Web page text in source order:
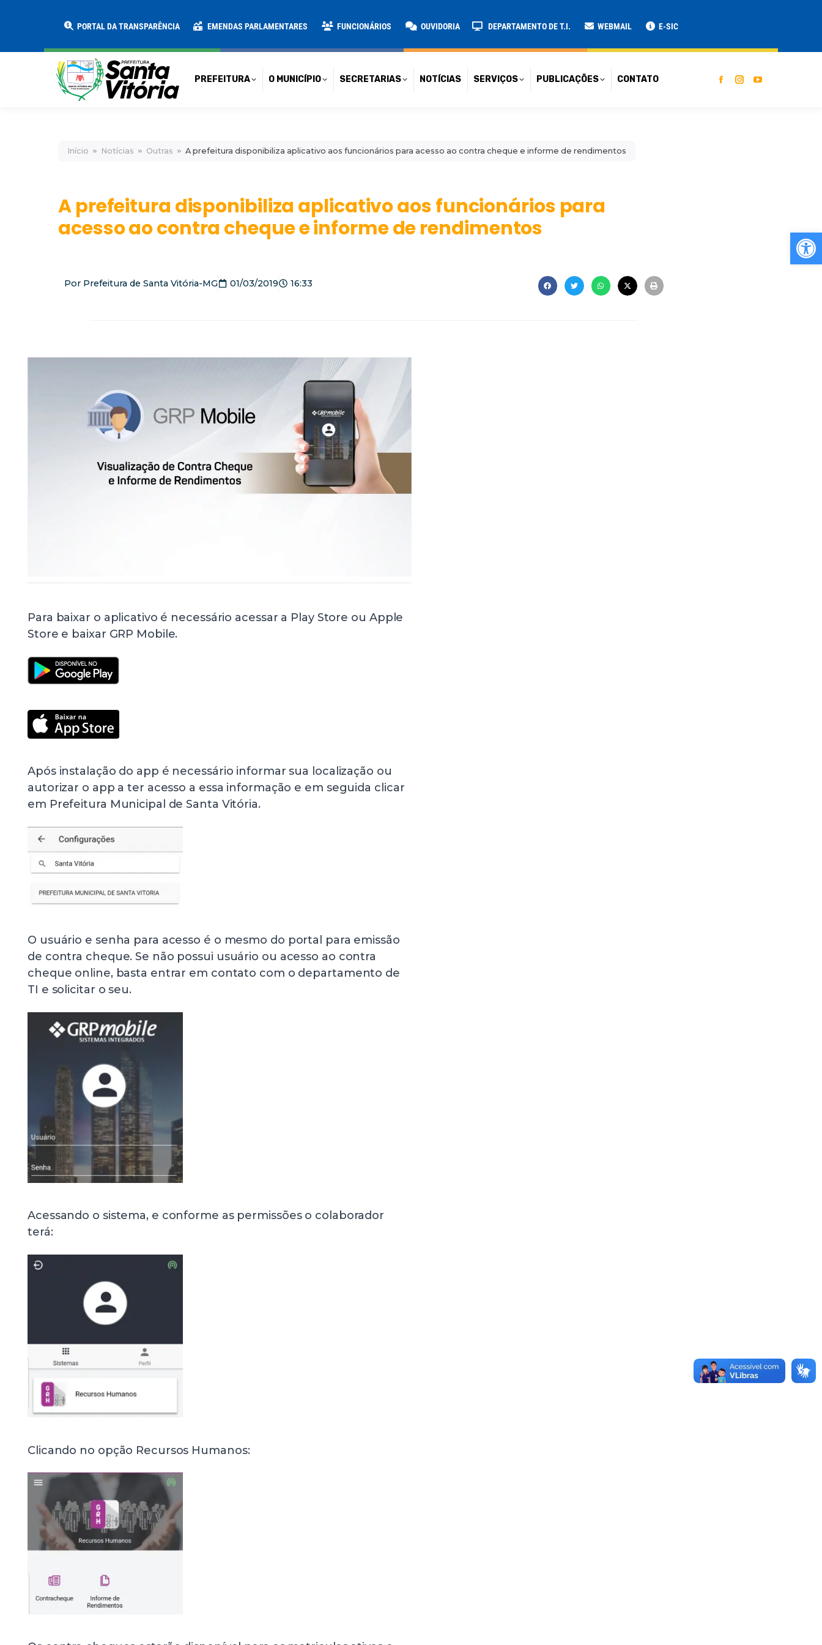
PORTAL DA TRANSPARÊNCIA EMENDAS PARLAMENTARES FUNCIONÁRIOS OUVIDORIA DEPARTAMENTO DE T.I. WEBMAIL E-SIC
PREFEITURA O MUNICÍPIO SECRETARIAS NOTÍCIAS SERVIÇOS PUBLICAÇÕES CONTATO
Início Notícias Outras A prefeitura disponibiliza aplicativo aos funcionários para acesso ao contra cheque e informe de rendimentos
A prefeitura disponibiliza aplicativo aos funcionários para
acesso ao contra cheque e informe de rendimentos
Por Prefeitura de Santa Vitória-MG 01/03/2019 16:33
Para baixar o aplicativo é necessário acessar a Play Store ou Apple
Store e baixar GRP Mobile.
Após instalação do app é necessário informar sua localização ou
autorizar o app a ter acesso a essa informação e em seguida clicar
em Prefeitura Municipal de Santa Vitória.
O usuário e senha para acesso é o mesmo do portal para emissão
de contra cheque. Se não possui usuário ou acesso ao contra
cheque online, basta entrar em contato com o departamento de
TI e solicitar o seu.
Acessando o sistema, e conforme as permissões o colaborador
terá:
Clicando no opção Recursos Humanos: